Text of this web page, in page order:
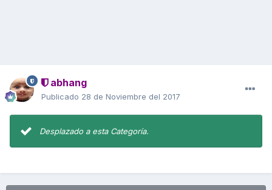
abhang
Publicado 28 de Noviembre del 2017
Desplazado a esta Categoría.